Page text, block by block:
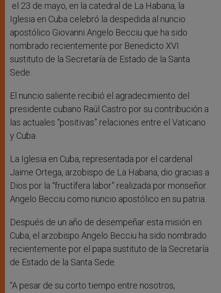
el 23 de mayo, en la catedral de La Habana, la
Iglesia en Cuba celebró la despedida al nuncio
apostólico Giovanni Angelo Becciu que ha sido
nombrado recientemente por Benedicto XVI
sustituto de la Secretaría de Estado de la Santa
Sede.
El nuncio saliente recibió el agradecimiento del
presidente cubano Raúl Castro por su contribución a
las actuales “positivas” relaciones entre el Vaticano
y Cuba.
La Iglesia en Cuba, representada por el cardenal
Jaime Ortega, arzobispo de La Habana, dio gracias a
Dios por la “fructífera labor” realizada por monseñor
Angelo Becciu como nuncio apostólico en su patria.
Después de un año de desempeñar esta misión en
Cuba, el arzobispo Angelo Becciu ha sido nombrado
recientemente por el papa sustituto de la Secretaría
de Estado de la Santa Sede.
“A pesar de su corto tiempo entre nosotros,